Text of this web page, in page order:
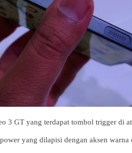
GT yang terdapat tombol trigger di
yang dilapisi dengan aksen warna